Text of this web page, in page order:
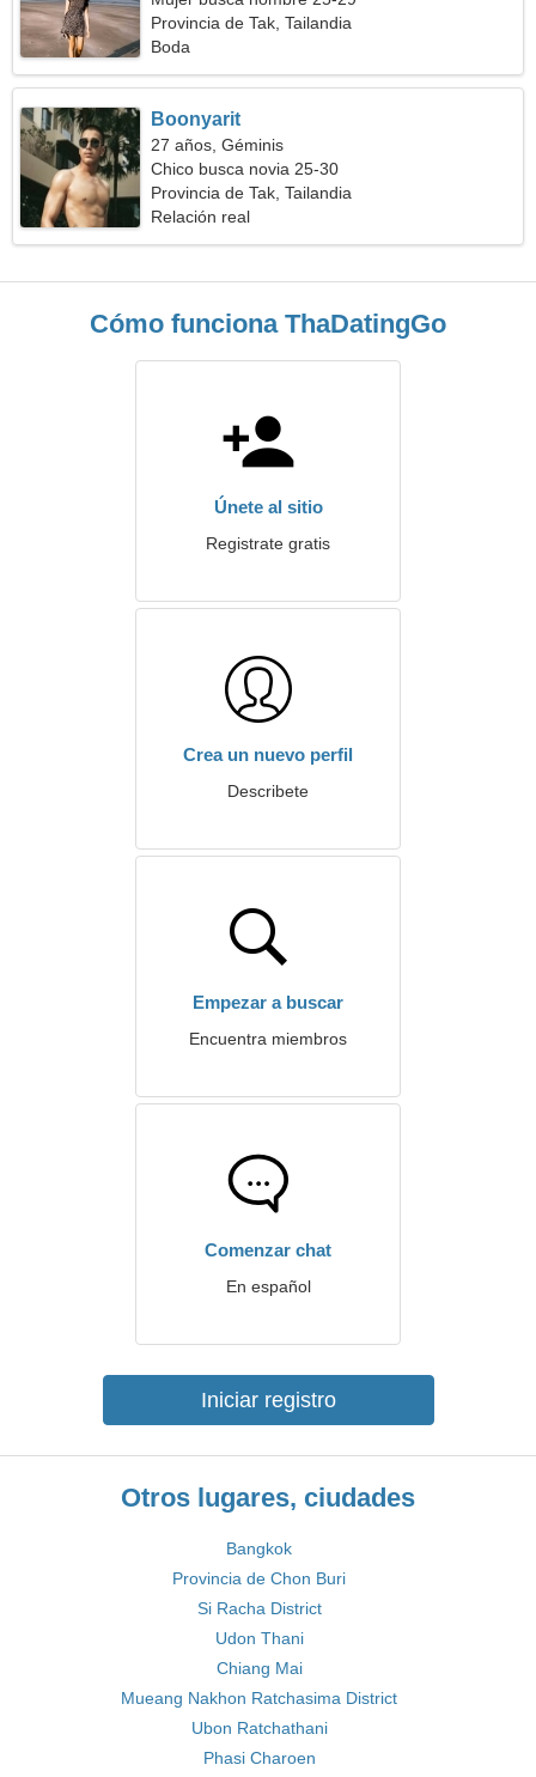
Provincia de Tak, Tailandia
Boda
Boonyarit
27 años, Géminis
Chico busca novia 25-30
Provincia de Tak, Tailandia
Relación real
Cómo funciona ThaDatingGo
Únete al sitio
Registrate gratis
Crea un nuevo perfil
Describete
Empezar a buscar
Encuentra miembros
Comenzar chat
En español
Iniciar registro
Otros lugares, ciudades
Bangkok
Provincia de Chon Buri
Si Racha District
Udon Thani
Chiang Mai
Mueang Nakhon Ratchasima District
Ubon Ratchathani
Phasi Charoen